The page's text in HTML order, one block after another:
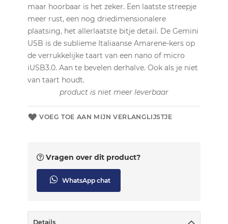
maar hoorbaar is het zeker. Een laatste streepje
meer rust, een nog driedimensionalere
plaatsing, het allerlaatste bitje detail. De Gemini
USB is de sublieme Italiaanse Amarene-kers op
de verrukkelijke taart van een nano of micro
iUSB3.0. Aan te bevelen derhalve. Ook als je niet
van taart houdt.
product is niet meer leverbaar
VOEG TOE AAN MIJN VERLANGLIJSTJE
Vragen over dit product?
WhatsApp chat
Details